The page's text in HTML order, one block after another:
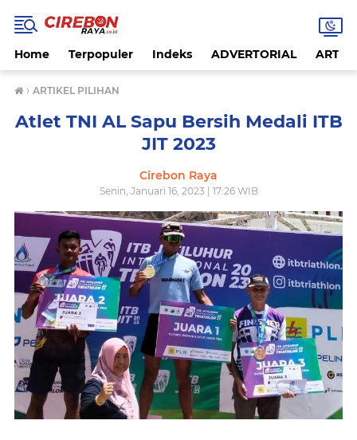
Home Terpopuler Indeks ADVERTORIAL
› ARTIKEL PILIHAN
Atlet TNI AL Sapu Bersih Medali ITB
JIT 2023
Cirebon Raya
Senin, Januari 16, 2023 | 17:26 WIB